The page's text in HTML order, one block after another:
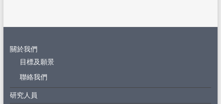
關於我們
目標及願景
聯絡我們
研究人員